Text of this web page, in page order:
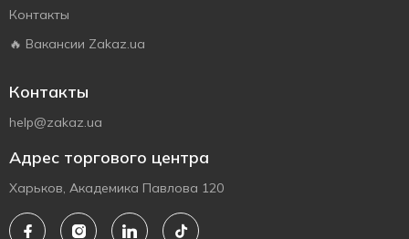
Контакты
🔥 Вакансии Zakaz.ua
Контакты
help@zakaz.ua
Адрес торгового центра
Харьков, Академика Павлова 120